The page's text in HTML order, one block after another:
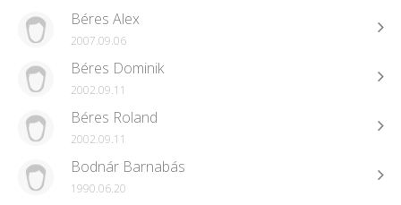
Béres Alex
2007.09.06
Béres Dominik
2002.09.11
Béres Roland
2002.09.11
Bodnár Barnabás
1990.06.20